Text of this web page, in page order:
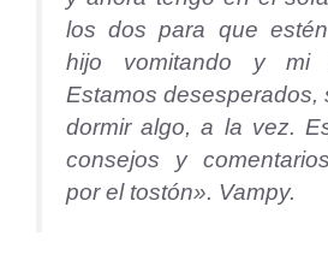
los dos para que
hijo vomitando y mi
Estamos desesperados,
dormir algo, a la vez.
consejos y
por el tostón». Vampy.